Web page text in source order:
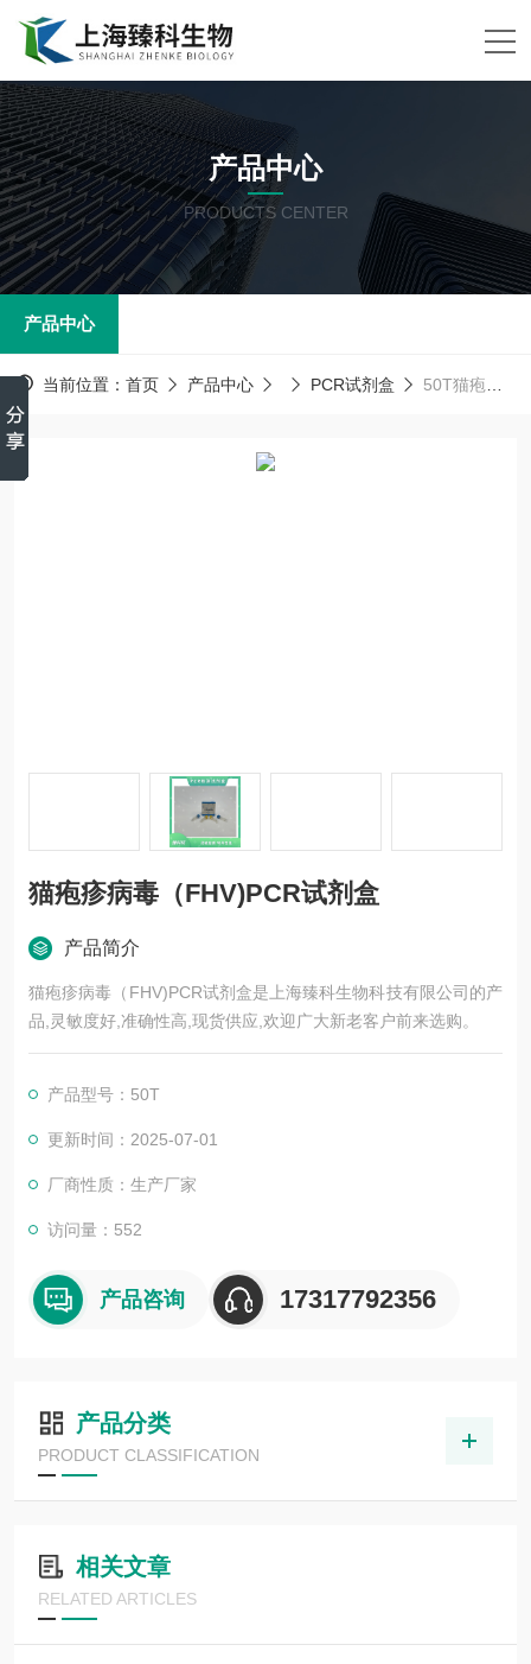
产品中心
PRODUCTS CENTER
产品中心
当前位置： 首页 产品中心 PCR试剂盒 50T猫疱疹病毒（FHV)PCR试剂盒
猫疱疹病毒（FHV)PCR试剂盒
产品简介
猫疱疹病毒（FHV)PCR试剂盒是上海臻科生物科技有限公司的产
品,灵敏度好,准确性高,现货供应,欢迎广大新老客户前来选购。
产品型号：50T
更新时间：2025-07-01
厂商性质：生产厂家
访问量：552
产品咨询 17317792356
产品分类
PRODUCT CLASSIFICATION
相关文章
RELATED ARTICLES